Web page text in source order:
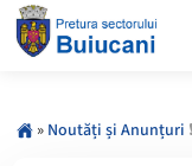
» Noutăți și Anunțuri